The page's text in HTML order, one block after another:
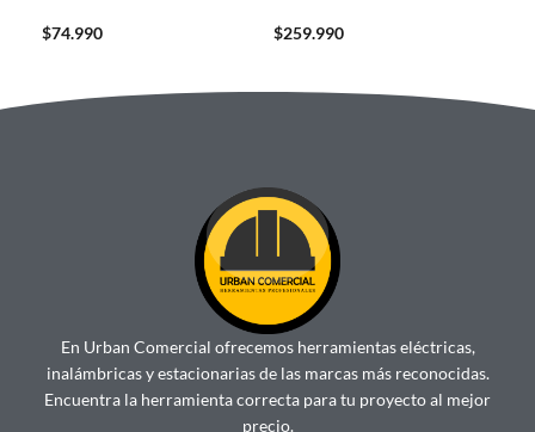
$74.990 $259.990
En Urban Comercial ofrecemos herramientas eléctricas,
inalámbricas y estacionarias de las marcas más reconocidas.
Encuentra la herramienta correcta para tu proyecto al mejor
precio.